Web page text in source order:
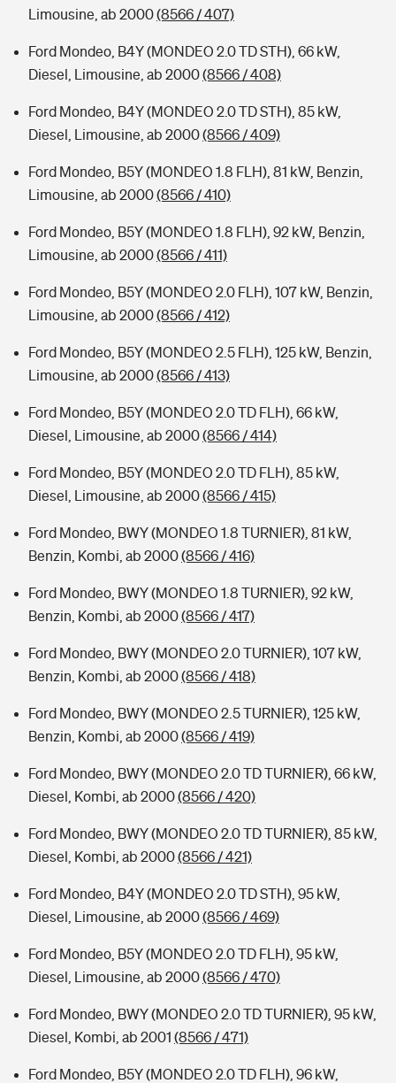
Limousine, ab 2000(8566 / 407)
Ford Mondeo, B4Y (MONDEO 2.0 TD STH), 66 kW,
Diesel, Limousine, ab 2000(8566 / 408)
Ford Mondeo, B4Y (MONDEO 2.0 TD STH), 85 kW,
Diesel, Limousine, ab 2000(8566 / 409)
Ford Mondeo, B5Y (MONDEO 1.8 FLH), 81 kW, Benzin,
Limousine, ab 2000(8566 / 410)
Ford Mondeo, B5Y (MONDEO 1.8 FLH), 92 kW, Benzin,
Limousine, ab 2000(8566 / 411)
Ford Mondeo, B5Y (MONDEO 2.0 FLH), 107 kW, Benzin,
Limousine, ab 2000(8566 / 412)
Ford Mondeo, B5Y (MONDEO 2.5 FLH), 125 kW, Benzin,
Limousine, ab 2000(8566 / 413)
Ford Mondeo, B5Y (MONDEO 2.0 TD FLH), 66 kW,
Diesel, Limousine, ab 2000(8566 / 414)
Ford Mondeo, B5Y (MONDEO 2.0 TD FLH), 85 kW,
Diesel, Limousine, ab 2000(8566 / 415)
Ford Mondeo, BWY (MONDEO 1.8 TURNIER), 81 kW,
Benzin, Kombi, ab 2000(8566 / 416)
Ford Mondeo, BWY (MONDEO 1.8 TURNIER), 92 kW,
Benzin, Kombi, ab 2000(8566 / 417)
Ford Mondeo, BWY (MONDEO 2.0 TURNIER), 107 kW,
Benzin, Kombi, ab 2000(8566 / 418)
Ford Mondeo, BWY (MONDEO 2.5 TURNIER), 125 kW,
Benzin, Kombi, ab 2000(8566 / 419)
Ford Mondeo, BWY (MONDEO 2.0 TD TURNIER), 66 kW,
Diesel, Kombi, ab 2000(8566 / 420)
Ford Mondeo, BWY (MONDEO 2.0 TD TURNIER), 85 kW,
Diesel, Kombi, ab 2000(8566 / 421)
Ford Mondeo, B4Y (MONDEO 2.0 TD STH), 95 kW,
Diesel, Limousine, ab 2000(8566 / 469)
Ford Mondeo, B5Y (MONDEO 2.0 TD FLH), 95 kW,
Diesel, Limousine, ab 2000(8566 / 470)
Ford Mondeo, BWY (MONDEO 2.0 TD TURNIER), 95 kW,
Diesel, Kombi, ab 2001 (8566 / 471)
Ford Mondeo, B5Y (MONDEO 2.0 TD FLH), 96 kW,